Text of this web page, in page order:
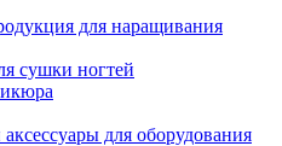
для наращивания
сушки ногтей
для оборудования